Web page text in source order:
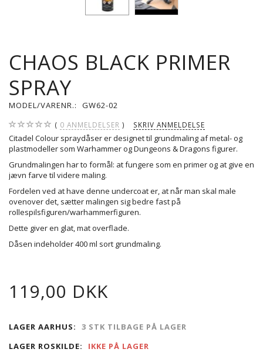
CHAOS BLACK PRIMER
SPRAY
MODEL/VARENR.: GW62-02
0 ANMELDELSER SKRIV ANMELDELSE
Citadel Colour spraydåser er designet til grundmaling af metal- og
plastmodeller som Warhammer og Dungeons & Dragons figurer.
Grundmalingen har to formål: at fungere som en primer og at give en
jævn farve til videre maling.
Fordelen ved at have denne undercoat er, at når man skal male
ovenover det, sætter malingen sig bedre fast på
rollespilsfiguren/warhammerfiguren.
Dette giver en glat, mat overflade.
Dåsen indeholder 400 ml sort grundmaling.
119,00 DKK
LAGER AARHUS:
3 STK TILBAGE PÅ LAGER
LAGER ROSKILDE:
IKKE PÅ LAGER